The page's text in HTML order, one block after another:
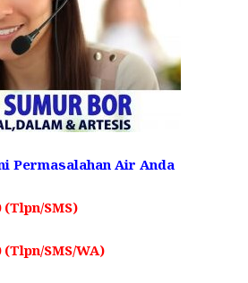
Permasalahan Air Anda
(Tlpn/SMS)
(Tlpn/SMS/WA)